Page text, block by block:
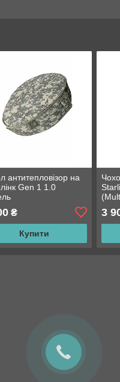
антитепловізор на
Gen 1 1.0
₴
Купити
3